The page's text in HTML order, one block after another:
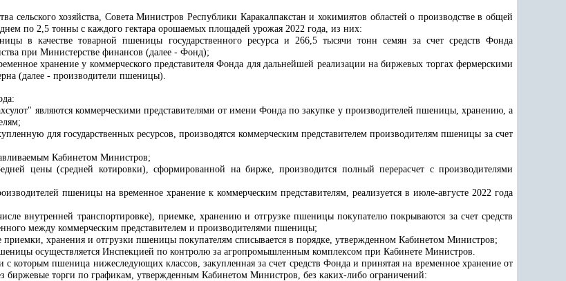
сельского хозяйства, Совета Министров Республики Каракалпакстан и хокимиятов областей о производстве в общей
по 2,5 тонны с каждого гектара орошаемых площадей урожая 2022 года, из них:
в качестве товарной пшеницы государственного ресурса и 266,5 тысячи тонн семян за счет средств Фонда
при Министерстве финансов (далее - Фонд);
хранение у коммерческого представителя Фонда для дальнейшей реализации на биржевых торгах фермерскими
(далее - производители пшеницы).
являются коммерческими представителями от имени Фонда по закупке у производителей пшеницы, хранению, а
для государственных ресурсов, производятся коммерческим представителем производителям пшеницы за счет
Кабинетом Министров;
цены (средней котировки), сформированной на бирже, производится полный перерасчет с производителями
пшеницы на временное хранение к коммерческим представителям, реализуется в июле-августе 2022 года
внутренней транспортировке), приемке, хранению и отгрузке пшеницы покупателю покрываются за счет средств
между коммерческим представителем и производителями пшеницы;
приемки, хранения и отгрузки пшеницы покупателям списывается в порядке, утвержденном Кабинетом Министров;
осуществляется Инспекцией по контролю за агропромышленным комплексом при Кабинете Министров.
с которым пшеница нижеследующих классов, закупленная за счет средств Фонда и принятая на временное хранение от
биржевые торги по графикам, утвержденным Кабинетом Министров, без каких-либо ограничений: